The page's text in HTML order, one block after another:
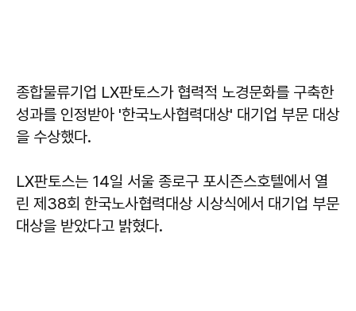
종합물류기업 LX판토스가 협력적 노경문화를 구축한
성과를 인정받아 '한국노사협력대상' 대기업 부문 대상
을 수상했다.
LX판토스는 14일 서울 종로구 포시즌스호텔에서 열
린 제38회 한국노사협력대상 시상식에서 대기업 부문
대상을 받았다고 밝혔다.